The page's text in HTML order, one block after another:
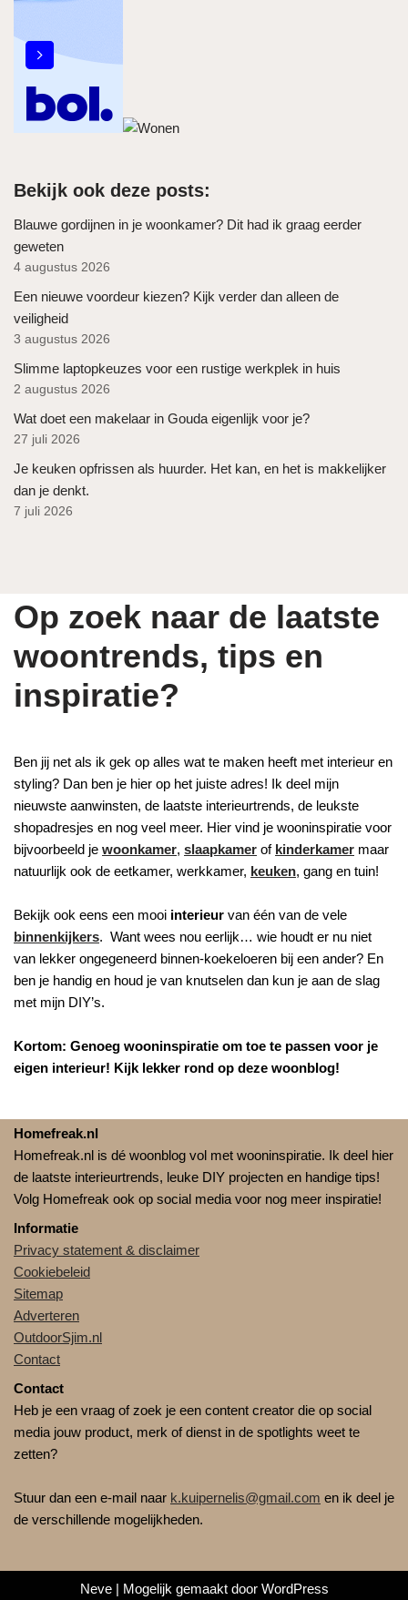
Bekijk ook deze posts:
Blauwe gordijnen in je woonkamer? Dit had ik graag eerder
geweten
4 augustus 2026
Een nieuwe voordeur kiezen? Kijk verder dan alleen de
veiligheid
3 augustus 2026
Slimme laptopkeuzes voor een rustige werkplek in huis
2 augustus 2026
Wat doet een makelaar in Gouda eigenlijk voor je?
27 juli 2026
Je keuken opfrissen als huurder. Het kan, en het is makkelijker
dan je denkt.
7 juli 2026
Op zoek naar de laatste
woontrends, tips en
inspiratie?
Ben jij net als ik gek op alles wat te maken heeft met interieur en
styling? Dan ben je hier op het juiste adres! Ik deel mijn
nieuwste aanwinsten, de laatste interieurtrends, de leukste
shopadresjes en nog veel meer. Hier vind je wooninspiratie voor
bijvoorbeeld je woonkamer, slaapkamer of kinderkamer maar
natuurlijk ook de eetkamer, werkkamer, keuken, gang en tuin!
Bekijk ook eens een mooi interieur van één van de vele
binnenkijkers. Want wees nou eerlijk… wie houdt er nu niet
van lekker ongegeneerd binnen-koekeloeren bij een ander? En
ben je handig en houd je van knutselen dan kun je aan de slag
met mijn DIY’s.
Kortom: Genoeg wooninspiratie om toe te passen voor je
eigen interieur! Kijk lekker rond op deze woonblog!
Homefreak.nl
Homefreak.nl is dé woonblog vol met wooninspiratie. Ik deel hier
de laatste interieurtrends, leuke DIY projecten en handige tips!
Volg Homefreak ook op social media voor nog meer inspiratie!
Informatie
Privacy statement & disclaimer
Cookiebeleid
Sitemap
Adverteren
OutdoorSjim.nl
Contact
Contact
Heb je een vraag of zoek je een content creator die op social
media jouw product, merk of dienst in de spotlights weet te
zetten?
Stuur dan een e-mail naar k.kuipernelis@gmail.com en ik deel je
de verschillende mogelijkheden.
Neve| Mogelijk gemaakt door WordPress